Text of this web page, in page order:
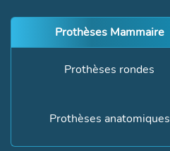
Prothèses Mammaire
Prothèses rondes
Prothèses anatomiques